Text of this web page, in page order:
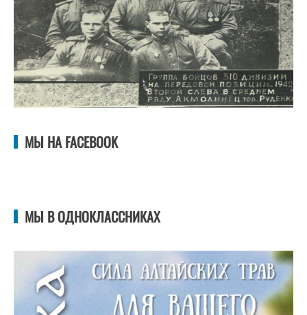
МЫ НА FACEBOOK
МЫ В ОДНОКЛАССНИКАХ